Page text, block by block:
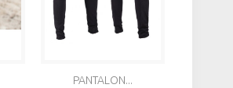
PANTALON...